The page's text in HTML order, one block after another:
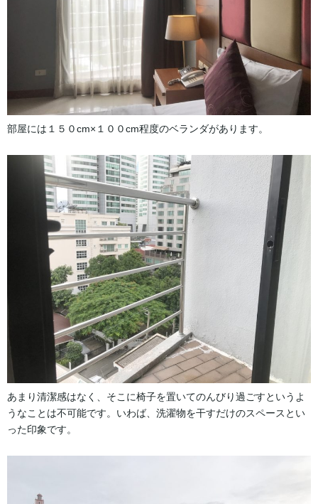
部屋には１５０cm×１００cm程度のベランダがあります。
あまり清潔感はなく、そこに椅子を置いてのんびり過ごすというよ
うなことは不可能です。いわば、洗濯物を干すだけのスペースとい
った印象です。